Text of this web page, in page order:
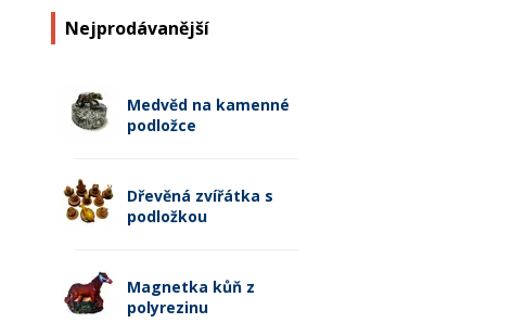
Nejprodávanější
Medvěd na kamenné
podložce
Dřevěná zvířátka s
podložkou
Magnetka kůň z
polyrezinu